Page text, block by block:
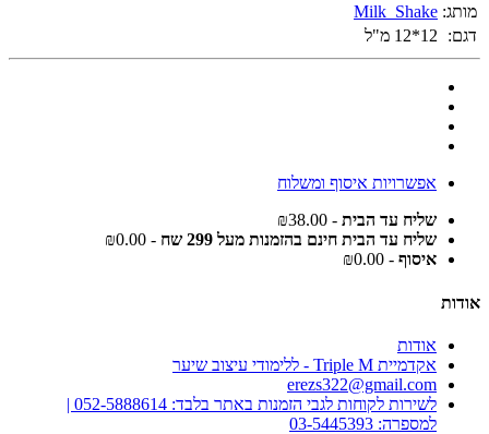
מותג: Milk_Shake
דגם:
12*12 מ"ל
אפשרויות איסוף ומשלוח
שליח עד הבית - ₪38.00
שליח עד הבית חינם בהזמנות מעל 299 שח
- ₪0.00
איסוף - ₪0.00
אודות
אודות
אקדמיית Triple M - ללימודי עיצוב שיער
erezs322@gmail.com
לשירות לקוחות לגבי הזמנות באתר בלבד: 052-5888614 |
למספרה: 03-5445393